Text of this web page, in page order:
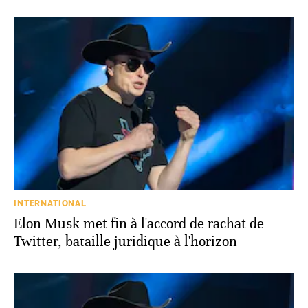
INTERNATIONAL
Elon Musk met fin à l'accord de rachat de
Twitter, bataille juridique à l'horizon